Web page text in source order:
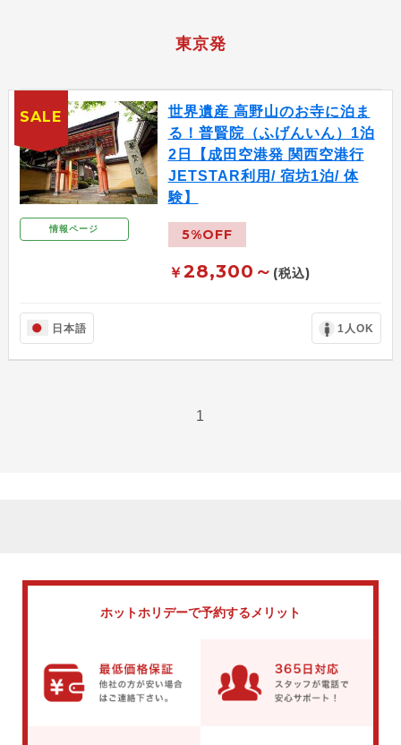
東京発
情報ページ
世界遺産 高野山のお寺に泊ま
る！普賢院（ふげんいん）1泊
2日【成田空港発 関西空港行
JETSTAR利用/ 宿坊1泊/ 体
験】
5%OFF
￥28,300～ (税込)
日本語 1人OK
SALE
1
ホットホリデーで予約するメリット